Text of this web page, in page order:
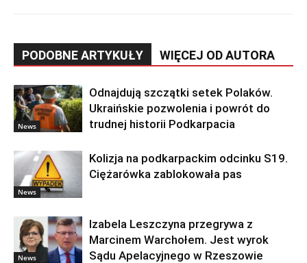
PODOBNE ARTYKUŁY WIĘCEJ OD AUTORA
News
Odnajdują szczątki setek Polaków.
Ukraińskie pozwolenia i powrót do
trudnej historii Podkarpacia
News
Kolizja na podkarpackim odcinku S19.
Ciężarówka zablokowała pas
News
Izabela Leszczyna przegrywa z
Marcinem Warchołem. Jest wyrok
Sądu Apelacyjnego w Rzeszowie